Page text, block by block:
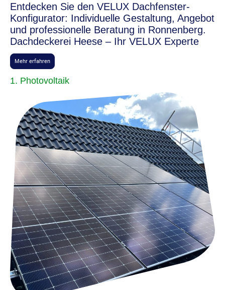
Entdecken Sie den VELUX Dachfenster-
Konfigurator: Individuelle Gestaltung, Angebot
und professionelle Beratung in Ronnenberg.
Dachdeckerei Heese – Ihr VELUX Experte
Mehr erfahren
1. Photovoltaik